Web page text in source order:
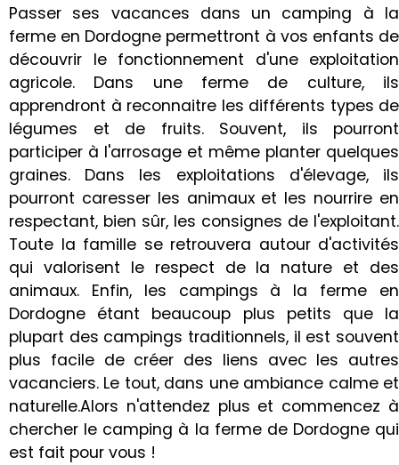
Passer ses vacances dans un camping à la
ferme en Dordogne permettront à vos enfants de
découvrir le fonctionnement d'une exploitation
agricole. Dans une ferme de culture, ils
apprendront à reconnaitre les différents types de
légumes et de fruits. Souvent, ils pourront
participer à l'arrosage et même planter quelques
graines. Dans les exploitations d'élevage, ils
pourront caresser les animaux et les nourrire en
respectant, bien sûr, les consignes de l'exploitant.
Toute la famille se retrouvera autour d'activités
qui valorisent le respect de la nature et des
animaux. Enfin, les campings à la ferme en
Dordogne étant beaucoup plus petits que la
plupart des campings traditionnels, il est souvent
plus facile de créer des liens avec les autres
vacanciers. Le tout, dans une ambiance calme et
naturelle.Alors n'attendez plus et commencez à
chercher le camping à la ferme de Dordogne qui
est fait pour vous !